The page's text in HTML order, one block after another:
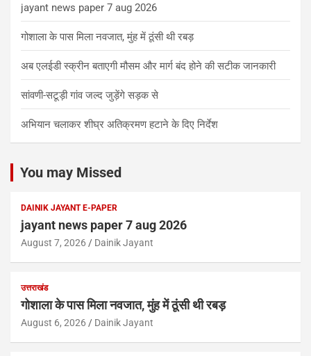
jayant news paper 7 aug 2026
गोशाला के पास मिला नवजात, मुंह में ठूंसी थी रबड़
अब एलईडी स्क्रीन बताएगी मौसम और मार्ग बंद होने की सटीक जानकारी
सांवणी-सटूड़ी गांव जल्द जुड़ेंगे सड़क से
अभियान चलाकर शीघ्र अतिक्रमण हटाने के दिए निर्देश
You may Missed
DAINIK JAYANT E-PAPER
jayant news paper 7 aug 2026
August 7, 2026 Dainik Jayant
उत्तराखंड
गोशाला के पास मिला नवजात, मुंह में ठूंसी थी रबड़
August 6, 2026 Dainik Jayant